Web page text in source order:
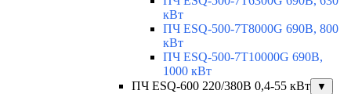
кВт
ПЧ ESQ-500-7T8000G 690В, 800
кВт
ПЧ ESQ-500-7T10000G 690В,
1000 кВт
ПЧ ESQ-600 220/380В 0,4-55 кВт
▼